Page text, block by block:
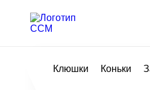
Клюшки Коньки